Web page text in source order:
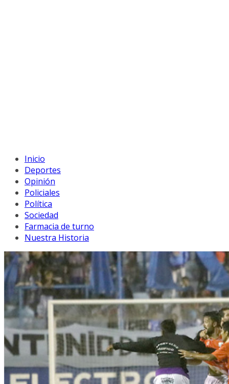
Inicio
Deportes
Opinión
Policiales
Política
Sociedad
Farmacia de turno
Nuestra Historia